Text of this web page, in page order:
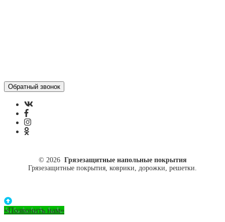
© 2026 Грязезащитные напольные покрытия
Грязезащитные покрытия, коврики, дорожки, решетки.
«Позвонить нам»